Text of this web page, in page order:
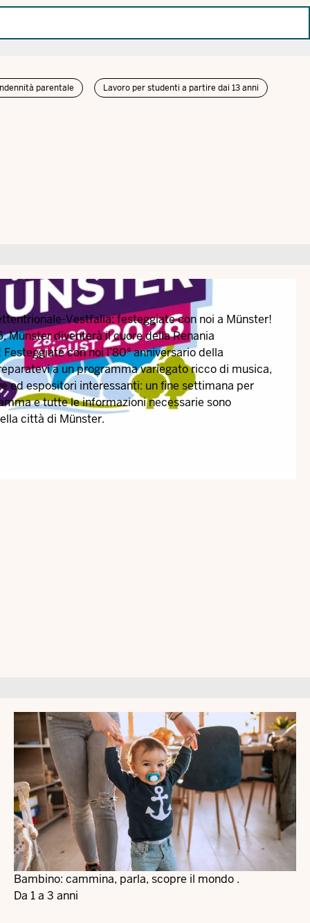
parentale
Lavoro per studenti a partire dai 13 anni
Vestfalia: festeggiate con noi a Münster!
Münster diventerà il cuore della Renania
con noi l’80° anniversario della
a un programma variegato ricco di musica,
ed espositori interessanti: un fine settimana per
e tutte le informazioni necessarie sono
città di Münster.
Bambino: cammina, parla, scopre il mondo .
Da 1 a 3 anni